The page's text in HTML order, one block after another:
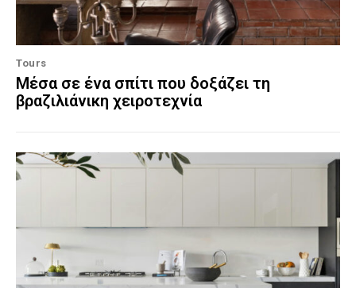
Tours
Μέσα σε ένα σπίτι που δοξάζει τη
βραζιλιάνικη χειροτεχνία